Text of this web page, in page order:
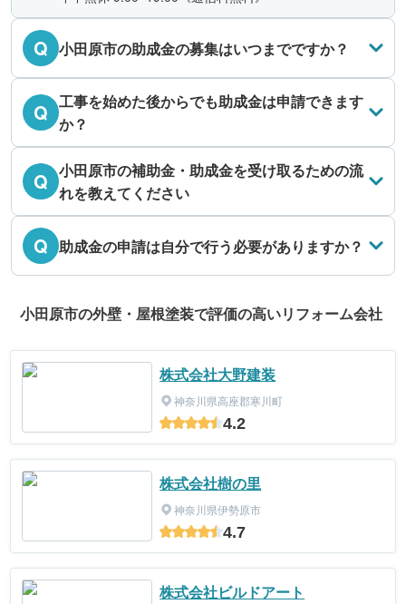
Q 小田原市の助成金の募集はいつまでですか？
Q 工事を始めた後からでも助成金は申請できます
か？
Q 小田原市の補助金・助成金を受け取るための流
れを教えてください
Q 助成金の申請は自分で行う必要がありますか？
小田原市の外壁・屋根塗装で評価の高いリフォーム会社
株式会社大野建装
神奈川県高座郡寒川町
4.2
株式会社樹の里
神奈川県伊勢原市
4.7
株式会社ビルドアート